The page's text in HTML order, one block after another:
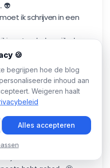
👽
ik schrijven in een
is net zo belangrijk als
. U kunt bijvoorbeeld
"Wilt u weten wat
prospects te
onderwerpregel
onderwerpregel als
van X project dat
onderwerpregel,
🍪
begrijpen hoe de blog
inhoud aan
Weigeren haalt
Alles accepteren